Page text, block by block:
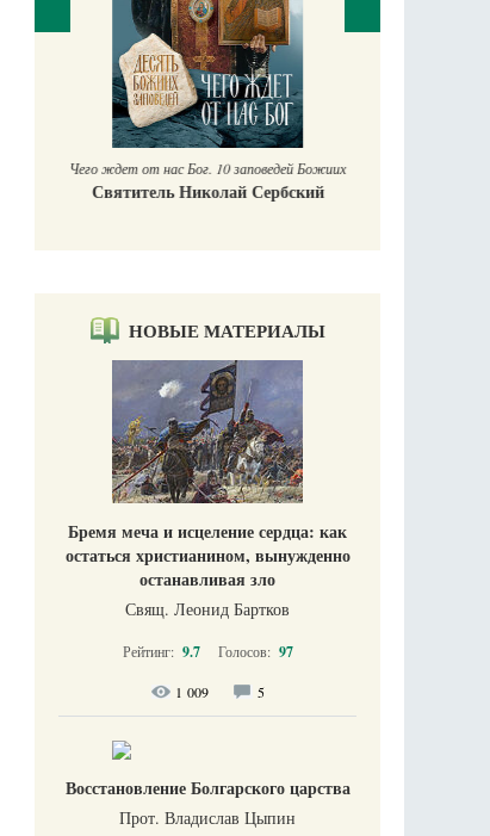
Чего ждет от нас Бог. 10 заповедей Божиих
Святитель Николай Сербский
НОВЫЕ МАТЕРИАЛЫ
Бремя меча и исцеление сердца: как
остаться христианином, вынужденно
останавливая зло
Свящ. Леонид Бартков
Рейтинг: 9.7 Голосов: 97
1 009 5
Восстановление Болгарского царства
Прот. Владислав Цыпин